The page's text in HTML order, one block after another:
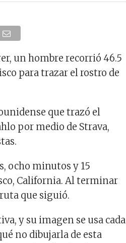
un hombre recorrió 46.5
para trazar el rostro de
que trazó el
por medio de Strava,
ocho minutos y 15
California. Al terminar
que siguió.
y su imagen se usa cada
no dibujarla de esta